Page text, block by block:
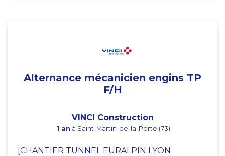
Alternance mécanicien engins TP
F/H
VINCI Construction
1 an à Saint-Martin-de-la-Porte (73)
[CHANTIER TUNNEL EURALPIN LYON